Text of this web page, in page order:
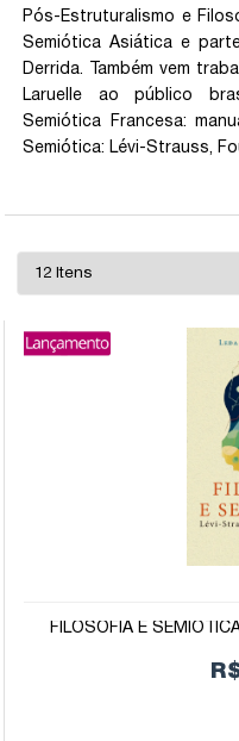
Pós-Estruturalismo e
Semiótica Asiática e
Derrida. Também vem
Laruelle ao público
Semiótica Francesa:
Semiótica: Lévi-Strauss,
FILOSOFIA E